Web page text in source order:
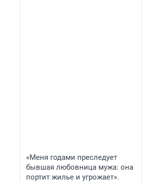
«Меня годами преследует
бывшая любовница мужа: она
портит жилье и угрожает».